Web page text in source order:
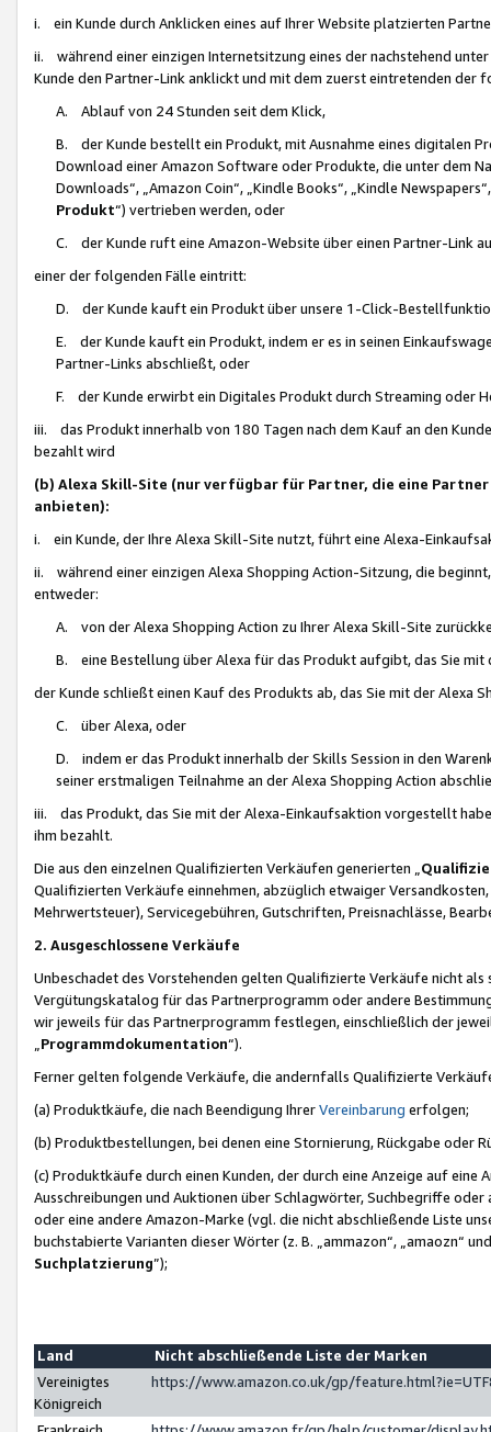
i. ein Kunde durch Anklicken eines auf Ihrer Website platzierten
ii. während einer einzigen Internetsitzung eines der nachstehend
Kunde den Partner-Link anklickt und mit dem zuerst eintretenden der
A. Ablauf von 24 Stunden seit dem Klick,
B. der Kunde bestellt ein Produkt, mit Ausnahme eines digitalen
Download einer Amazon Software oder Produkte, die unter dem
Downloads“, „Amazon Coin“, „Kindle Books“, „Kindle
Produkt“) vertrieben werden, oder
C. der Kunde ruft eine Amazon-Website über einen Partner-Link
einer der folgenden Fälle eintritt:
D. der Kunde kauft ein Produkt über unsere 1-Click-
E. der Kunde kauft ein Produkt, indem er es in seinen
Partner-Links abschließt, oder
F. der Kunde erwirbt ein Digitales Produkt durch Streaming oder
iii. das Produkt innerhalb von 180 Tagen nach dem Kauf an den
bezahlt wird
(b) Alexa Skill-Site (nur verfügbar für Partner, die eine
anbieten):
i. ein Kunde, der Ihre Alexa Skill-Site nutzt, führt eine Alexa-
ii. während einer einzigen Alexa Shopping Action-Sitzung, die
entweder:
A. von der Alexa Shopping Action zu Ihrer Alexa Skill-Site
B. eine Bestellung über Alexa für das Produkt aufgibt, das Sie mit
der Kunde schließt einen Kauf des Produkts ab, das Sie mit der Alexa
C. über Alexa, oder
D. indem er das Produkt innerhalb der Skills Session in den
seiner erstmaligen Teilnahme an der Alexa Shopping Action
iii. das Produkt, das Sie mit der Alexa-Einkaufsaktion vorgestellt
ihm bezahlt.
Die aus den einzelnen Qualifizierten Verkäufen generierten „
Qualifizierten Verkäufe einnehmen, abzüglich etwaiger
Mehrwertsteuer), Servicegebühren, Gutschriften, Preisnachlässe,
2. Ausgeschlossene Verkäufe
Unbeschadet des Vorstehenden gelten Qualifizierte Verkäufe nicht
Vergütungskatalog für das Partnerprogramm oder andere
wir jeweils für das Partnerprogramm festlegen, einschließlich der
Programmdokumentation“).
Ferner gelten folgende Verkäufe, die andernfalls Qualifizierte
(a) Produktkäufe, die nach Beendigung IhrerVereinbarung erfolgen;
(b) Produktbestellungen, bei denen eine Stornierung, Rückgabe oder
(c) Produktkäufe durch einen Kunden, der durch eine Anzeige auf
Ausschreibungen und Auktionen über Schlagwörter, Suchbegriffe
oder eine andere Amazon-Marke (vgl. die nicht abschließende Liste
buchstabierte Varianten dieser Wörter (z. B. „ammazon“, „amaozn“
Suchplatzierung”);
Land
Nicht abschließende Liste der Marken
Vereinigtes
Königreich
https://www.amazon.co.uk/gp/